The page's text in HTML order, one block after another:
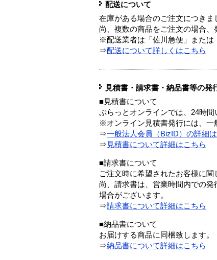
配送について
在庫がある場合のご注文につきま
尚、複数の商品をご注文の場合、
※配送業者は「佐川急便」または
⇒配送について詳しくはこちら
見積書・請求書・納品書等の発
■見積書について
ぷらっとオンラインでは、24時
※オンライン見積書発行には、一
⇒一般法人会員（BizID）の詳細
⇒ 見積書について詳細はこちら
■請求書について
ご注文時に希望されたお客様に関
尚、請求書は、営業時間内での
場合がございます。
⇒請求書について詳細はこちら
■納品書について
お届けする商品に同梱致します。
⇒納品書について詳細はこちら